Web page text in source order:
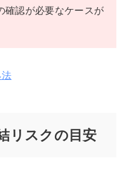
確認が必要なケースが
リスクの目安